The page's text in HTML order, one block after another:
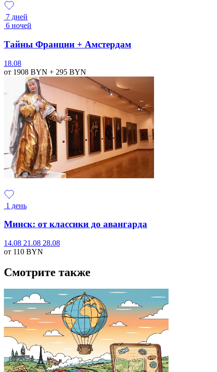
7 дней
6 ночей
Тайны Франции + Амстердам
18.08
от 1908 BYN + 295 BYN
1 день
Минск: от классики до авангарда
14.08 21.08 28.08
от 110 BYN
Смотрите также